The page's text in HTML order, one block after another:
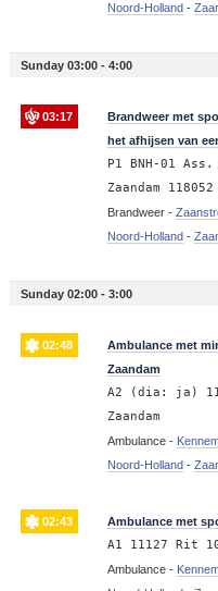
Noord-Holland -
Sunday 03:00 - 4:00
03:17
Brandweer met
het afhijsen van
P1 BNH-01
Zaandam
Brandweer -
Noord-Holland -
Sunday 02:00 - 3:00
02:48
Ambulance met
Zaandam
A2 (dia: ja)
Zaandam
Ambulance -
Noord-Holland -
02:43 Ambulance met
A1 11127 Rit
Ambulance -